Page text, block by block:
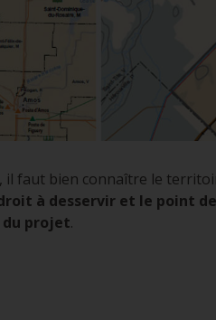
faut bien connaître le
à desservir et le point
du projet.